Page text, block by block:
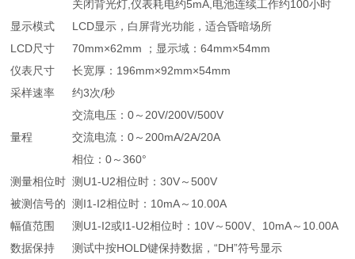
关闭背光灯,仪表耗电约5mA,电池连续工作约100小时
显示模式
LCD显示，白屏背光功能，适合昏暗场所
LCD尺寸
70mm×62mm ；显示域：64mm×54mm
仪表尺寸
长宽厚：196mm×92mm×54mm
采样速率
约3次/秒
量程
交流电压：0～20V/200V/500V
交流电流：0～200mA/2A/20A
相位：0～360°
测量相位时
被测信号的
幅值范围
测U1-U2相位时：30V～500V
测I1-I2相位时：10mA～10.00A
测U1-I2或I1-U2相位时：10V～500V、10mA～10.00A
数据保持
测试中按HOLD键保持数据，“DH”符号显示